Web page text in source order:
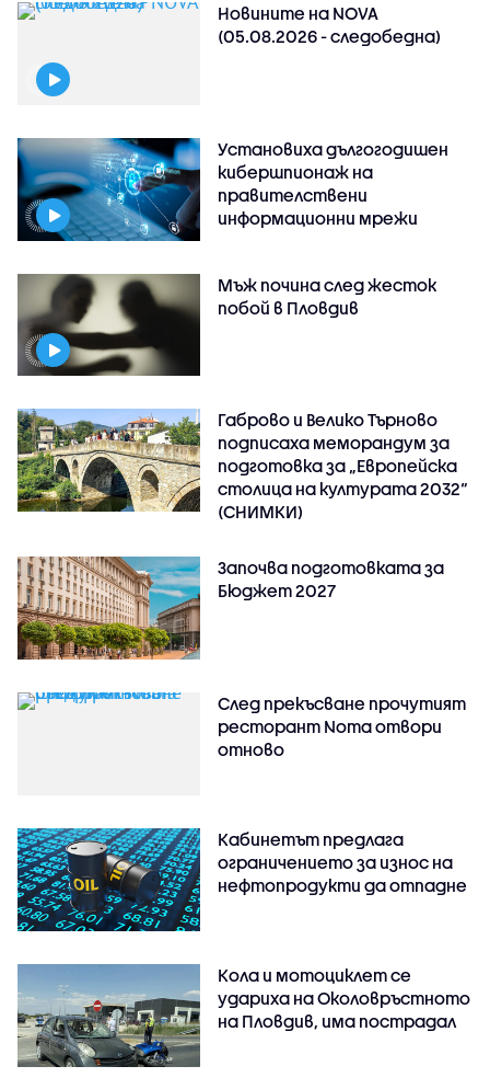
Новините на NOVA
(05.08.2026 - следобедна)
Установиха дългогодишен
кибершпионаж на
правителствени
информационни мрежи
Мъж почина след жесток
побой в Пловдив
Габрово и Велико Търново
подписаха меморандум за
подготовка за „Европейска
столица на културата 2032“
(СНИМКИ)
Започва подготовката за
Бюджет 2027
След прекъсване прочутият
ресторант Noma отвори
отново
Кабинетът предлага
ограничението за износ на
нефтопродукти да отпадне
Кола и мотоциклет се
удариха на Околовръстното
на Пловдив, има пострадал